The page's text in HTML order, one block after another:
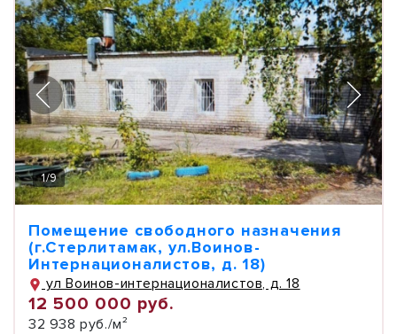
1/9
Помещение свободного назначения
(г.Стерлитамак, ул.Воинов-
Интернационалистов, д. 18)
ул Воинов-интернационалистов, д. 18
12 500 000 руб.
32 938 руб./м²